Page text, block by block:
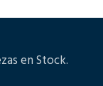
en Stock.